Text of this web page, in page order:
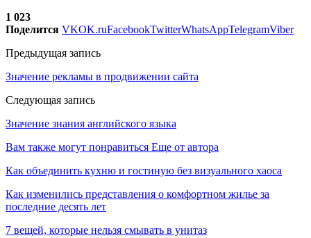
1 023
Поделится VKOK.ruFacebookTwitterWhatsAppTelegramViber
Предыдущая запись
Значение рекламы в продвижении сайта
Следующая запись
Значение знания английского языка
Вам также могут понравиться Еще от автора
Как объединить кухню и гостиную без визуального хаоса
Как изменились представления о комфортном жилье за
последние десять лет
7 вещей, которые нельзя смывать в унитаз